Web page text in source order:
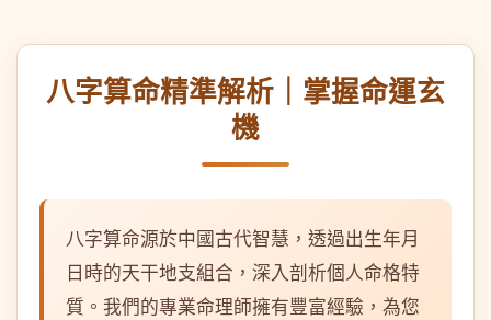
八字算命精準解析｜掌握命運玄
機
八字算命源於中國古代智慧，透過出生年月
日時的天干地支組合，深入剖析個人命格特
質。我們的專業命理師擁有豐富經驗，為您